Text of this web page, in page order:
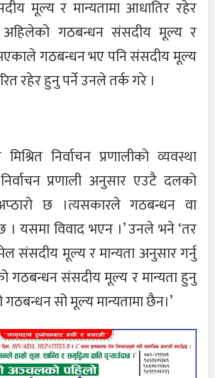
मूल्य र मान्यतामा आधातिर रहेर
अहिलेको गठबन्धन संसदीय मूल्य र
भएकाले गठबन्धन भए पनि संसदीय मूल्य
रहेर हुनु पर्ने उनले तर्क गरे ।
मिश्रित निर्वाचन प्रणालीको व्यवस्था
प्रणाली अनुसार एउटै दलको
छ ।त्यसकारले गठबन्धन वा
यसमा विवाद भएन ।’ उनले भने ‘तर
संसदीय मूल्य र मान्यता अनुसार गर्नु
गठबन्धन संसदीय मूल्य र मान्यता हुनु
सो मूल्य मान्यतामा छैन।’